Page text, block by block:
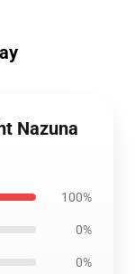
Nazuna
100%
0%
0%